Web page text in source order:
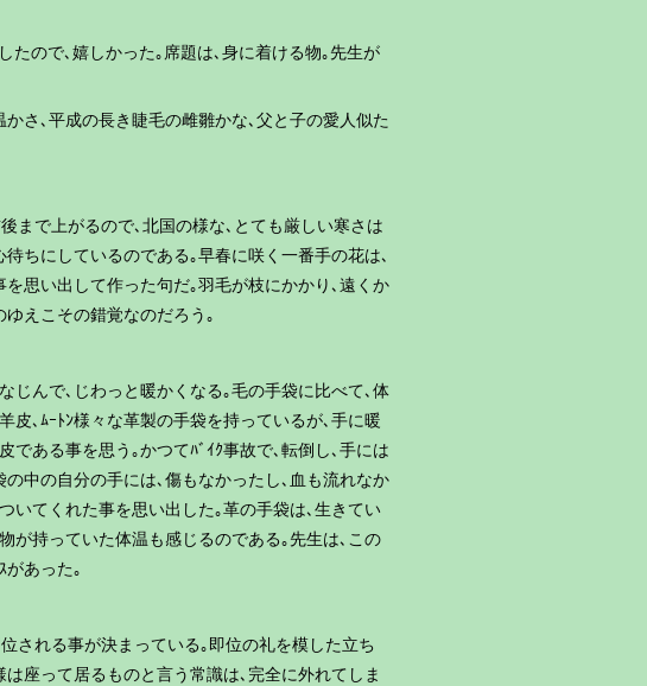
たので､嬉しかった｡席題は､身に着ける物｡先生が
さ､平成の長き睫毛の雌雛かな､父と子の愛人似た
まで上がるので､北国の様な､とても厳しい寒さは
ちにしているのである｡早春に咲く一番手の花は､
思い出して作った句だ｡羽毛が枝にかかり､遠くか
えこその錯覚なのだろう｡
じんで､じわっと暖かくなる｡毛の手袋に比べて､体
皮､ﾑｰﾄﾝ様々な革製の手袋を持っているが､手に暖
ある事を思う｡かつてﾊﾞｲｸ事故で､転倒し､手には
中の自分の手には､傷もなかったし､血も流れなか
いてくれた事を思い出した｡革の手袋は､生きてい
が持っていた体温も感じるのである｡先生は､この
があった｡
される事が決まっている｡即位の礼を模した立ち
座って居るものと言う常識は､完全に外れてしま